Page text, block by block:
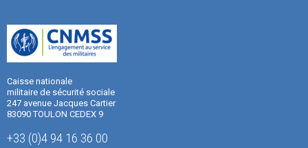
Caisse nationale
militaire de sécurité sociale
247 avenue Jacques Cartier
83090 TOULON CEDEX 9
+33 (0)4 94 16 36 00